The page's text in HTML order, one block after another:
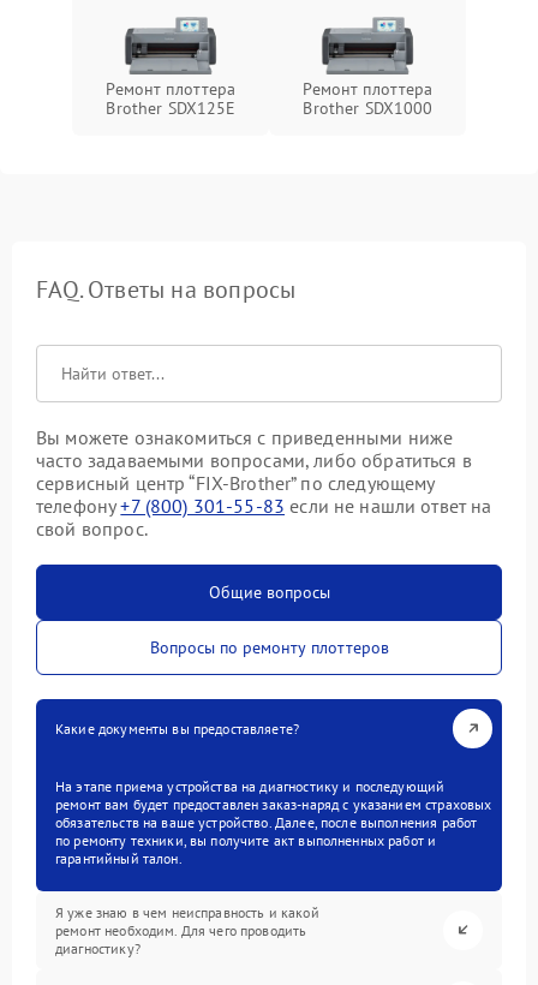
Ремонт плоттера
Brother SDX125E
Ремонт плоттера
Brother SDX1000
FAQ. Ответы на вопросы
Вы можете ознакомиться с приведенными ниже
часто задаваемыми вопросами, либо обратиться в
сервисный центр “FIX-Brother” по следующему
телефону+7 (800) 301-55-83 если не нашли ответ на
свой вопрос.
Общие вопросы
Вопросы по ремонту плоттеров
Какие документы вы предоставляете?
На этапе приема устройства на диагностику и последующий
ремонт вам будет предоставлен заказ-наряд с указанием страховых
обязательств на ваше устройство. Далее, после выполнения работ
по ремонту техники, вы получите акт выполненных работ и
гарантийный талон.
Я уже знаю в чем неисправность и какой
ремонт необходим. Для чего проводить
диагностику?